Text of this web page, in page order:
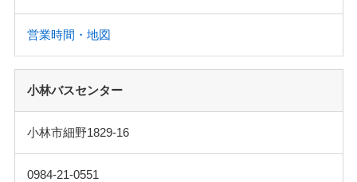
営業時間・地図
小林バスセンター
小林市細野1829-16
0984-21-0551